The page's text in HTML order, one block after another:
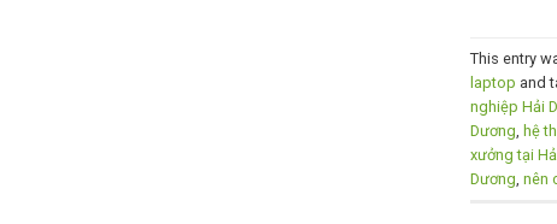
This entry
laptop and
nghiệp Hải
Dương hệ
xưởng tại
Dương nên